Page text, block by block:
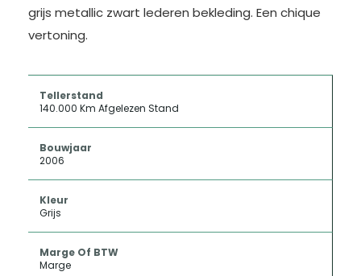
grijs metallic zwart lederen bekleding. Een chique
vertoning.
Tellerstand
140.000 Km Afgelezen Stand
Bouwjaar
2006
Kleur
Grijs
Marge Of BTW
Marge